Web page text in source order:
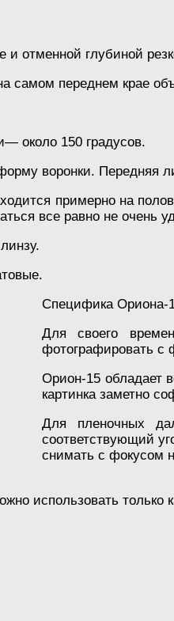
отменной глубиной
самом переднем крае
около 150 градусов.
воронки. Передняя
примерно на
все равно не очень
Специфика Ориона-
Для своего
фотографировать с
Орион-15 обладает
картинка заметно
Для пленочных
соответствующий
снимать с фокусом
использовать только